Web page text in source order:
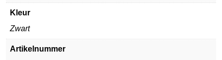
Kleur
Zwart
Artikelnummer